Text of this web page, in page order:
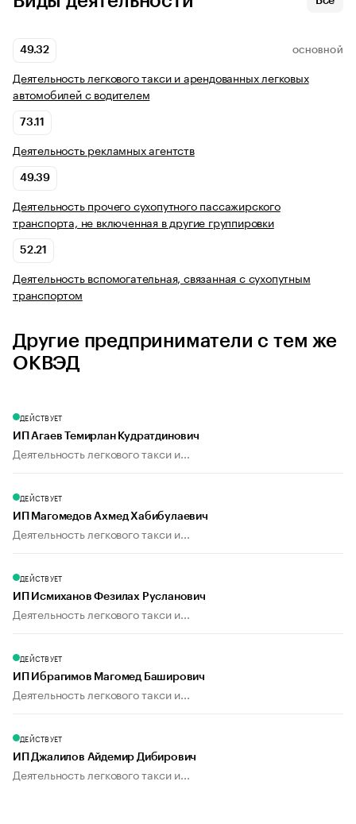
49.32 ОСНОВНОЙ
Деятельность легкового такси и арендованных легковых
автомобилей с водителем
73.11
Деятельность рекламных агентств
49.39
Деятельность прочего сухопутного пассажирского
транспорта, не включенная в другие группировки
52.21
Деятельность вспомогательная, связанная с сухопутным
транспортом
Другие предприниматели с тем же
ОКВЭД
ДЕЙСТВУЕТ
ИП Агаев Темирлан Кудратдинович
Деятельность легкового такси и...
ДЕЙСТВУЕТ
ИП Магомедов Ахмед Хабибулаевич
Деятельность легкового такси и...
ДЕЙСТВУЕТ
ИП Исмиханов Фезилах Русланович
Деятельность легкового такси и...
ДЕЙСТВУЕТ
ИП Ибрагимов Магомед Баширович
Деятельность легкового такси и...
ДЕЙСТВУЕТ
ИП Джалилов Айдемир Дибирович
Деятельность легкового такси и...